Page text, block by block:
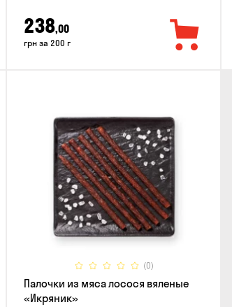
238,00
грн за 200 г
(0)
Палочки из мяса лосося вяленые
«Икряник»